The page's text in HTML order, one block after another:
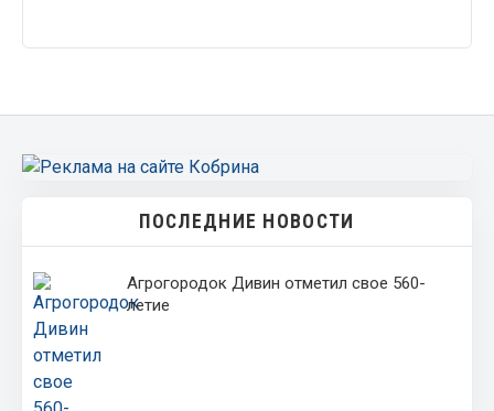
ПОСЛЕДНИЕ НОВОСТИ
Агрогородок Дивин отметил свое 560-
летие